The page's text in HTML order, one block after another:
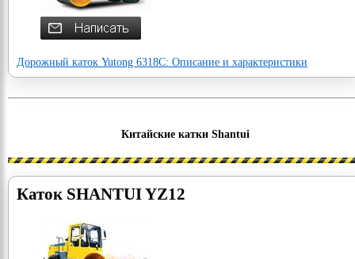
Дорожный каток Yutong 6318C: Описание и характеристики
Китайские катки Shantui
Каток SHANTUI YZ12